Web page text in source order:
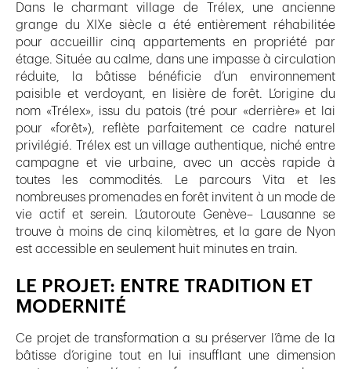
Dans le charmant village de Trélex, une ancienne
grange du XIXe siècle a été entièrement réhabilitée
pour accueillir cinq appartements en propriété par
étage. Située au calme, dans une impasse à circulation
réduite, la bâtisse bénéficie d’un environnement
paisible et verdoyant, en lisière de forêt. L’origine du
nom «Trélex», issu du patois (tré pour «derrière» et lai
pour «forêt»), reflète parfaitement ce cadre naturel
privilégié. Trélex est un village authentique, niché entre
campagne et vie urbaine, avec un accès rapide à
toutes les commodités. Le parcours Vita et les
nombreuses promenades en forêt invitent à un mode de
vie actif et serein. L’autoroute Genève– Lausanne se
trouve à moins de cinq kilomètres, et la gare de Nyon
est accessible en seulement huit minutes en train.
LE PROJET: ENTRE TRADITION ET
MODERNITÉ
Ce projet de transformation a su préserver l’âme de la
bâtisse d’origine tout en lui insufflant une dimension